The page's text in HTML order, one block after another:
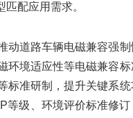
配应用需求。
动道路车辆电磁兼容强
环境适应性等电磁兼容
标准研制，提升关键系
等级、环境评价标准修